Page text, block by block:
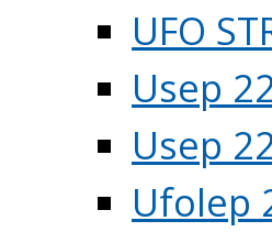
UFO
Usep
Usep
Ufolep